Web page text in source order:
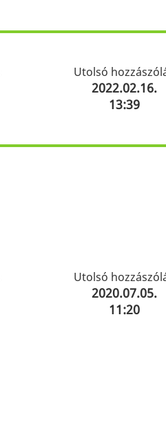
Utolsó
2022.02.16.
13:39
Utolsó
2020.07.05.
11:20